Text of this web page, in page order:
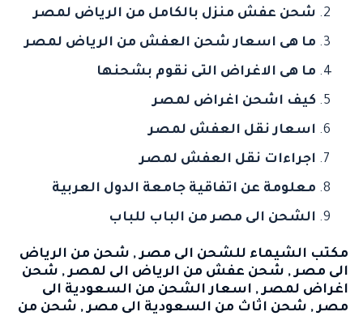
شحن عفش منزل بالكامل من الرياض لمصر
ما هى اسعار شحن العفش من الرياض لمصر
ما هى الاغراض التى نقوم بشحنها
كيف اشحن اغراض لمصر
اسعار نقل العفش لمصر
اجراءات نقل العفش لمصر
معلومة عن اتفاقية جامعة الدول العربية
الشحن الى مصر من الباب للباب
مكتب الشيماء للشحن الى مصر, شحن من الرياض
الى مصر, شحن عفش من الرياض الى لمصر, شحن
اغراض لمصر, اسعار الشحن من السعودية الى
مصر, شحن اثاث من السعودية الى مصر, شحن من